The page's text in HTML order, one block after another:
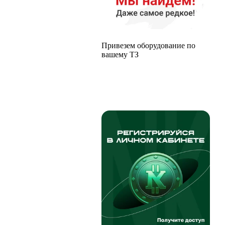
Привезем оборудование по
вашему ТЗ